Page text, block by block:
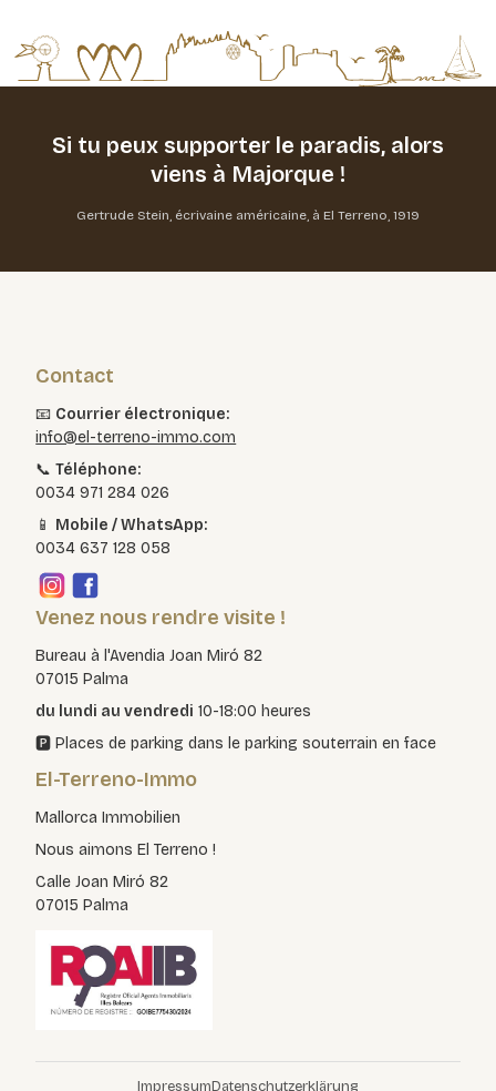
Si tu peux supporter le paradis,alors
viens à Majorque !
Gertrude Stein, écrivaine américaine, à El Terreno, 1919
Contact
📧 Courrier électronique:
info@el-terreno-immo.com
📞Téléphone:
0034 971 284 026
📱 Mobile / WhatsApp:
0034 637 128 058
Venez nous rendre visite !
Bureau à l'Avendia Joan Miró 82
07015 Palma
du lundi au vendredi 10-18:00 heures
🅿️ Places de parking dans le parking souterrain en face
El-Terreno-Immo
Mallorca Immobilien
Nous aimons El Terreno !
Calle Joan Miró 82
07015 Palma
ImpressumDatenschutzerklärung